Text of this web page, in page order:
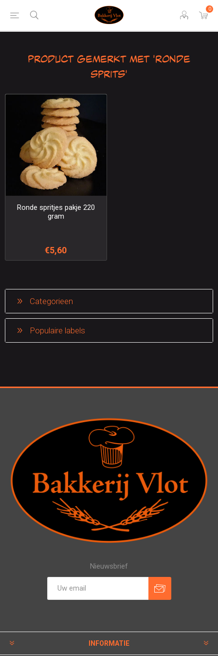
0
Product gemerkt met 'Ronde
sprits'
Ronde spritjes pakje 220
gram
€5,60
Categorieen
Populaire labels
Nieuwsbrief
INFORMATIE